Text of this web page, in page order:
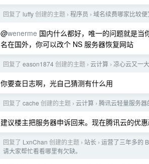
回复了 luffy创建的主题 › 程序员 › 域名续费哪家比较
@wenerme 国内什么都好，唯一的问题就是当
名在国外，你可以改个 NS 服务器恢复网站
回复了 eason1874创建的主题 › 云计算 › 凉心云又一
你要查日志啊，光自己猜测有什么用
回复了 cache 创建的主题 › 云计算 › 腾讯云轻量服务器
建议楼主把服务器申诉回来。现在腾讯云的优
回复了 LxnChan 创建的主题 › 站长 › 运营了三年多的
请大家帮忙看看哪里有欠缺。